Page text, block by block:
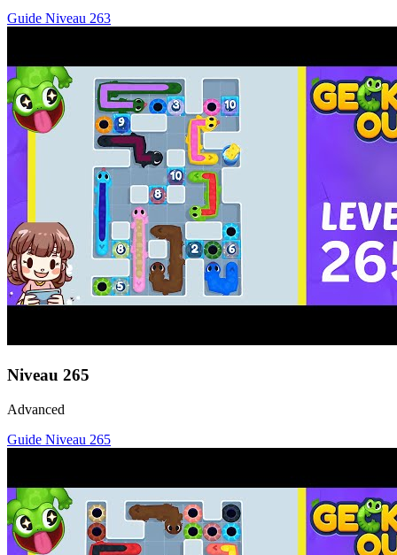
Guide Niveau 263
Niveau 265
Advanced
Guide Niveau 265